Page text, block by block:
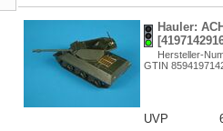
Hauler:
Hersteller-
GTIN
UVP